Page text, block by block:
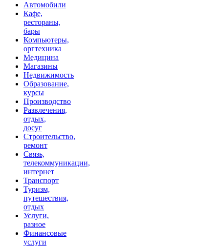
Автомобили
Кафе,
рестораны,
бары
Компьютеры,
оргтехника
Медицина
Магазины
Недвижимость
Образование,
курсы
Производство
Развлечения,
отдых,
досуг
Строительство,
ремонт
Связь,
телекоммуникации,
интернет
Транспорт
Туризм,
путешествия,
отдых
Услуги,
разное
Финансовые
услуги